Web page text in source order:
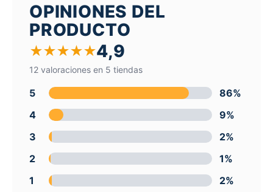
OPINIONES DEL
PRODUCTO
★★★★★4,9
12 valoraciones en 5 tiendas
5
86%
4
9%
3
2%
2
1%
1
2%